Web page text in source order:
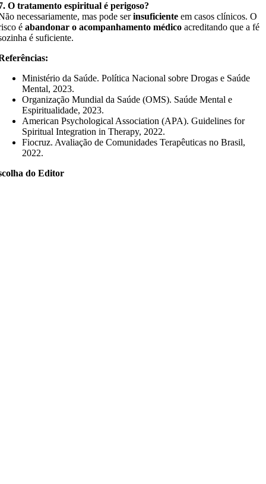
O tratamento espiritual é perigoso?
necessariamente, mas pode serinsuficiente em casos clínicos. O
éabandonar o acompanhamento médico acreditando que a fé
é suficiente.
Ministério da Saúde. Política Nacional sobre Drogas e Saúde
Mental, 2023.
Organização Mundial da Saúde (OMS). Saúde Mental e
Espiritualidade, 2023.
American Psychological Association (APA). Guidelines for
Spiritual Integration in Therapy, 2022.
Fiocruz. Avaliação de Comunidades Terapêuticas no Brasil,
2022.
do Editor